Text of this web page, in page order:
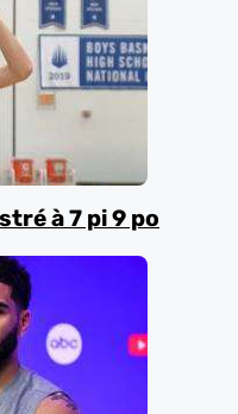
à 7 pi 9 po